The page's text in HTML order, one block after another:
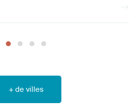
+ de villes